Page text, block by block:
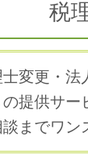
税
変更・法
の提供サ
までワン